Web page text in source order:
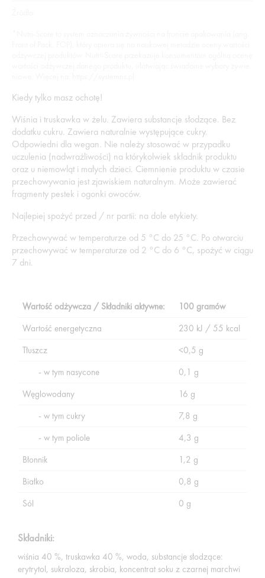
Kiedy tylko masz ochotę!
Wiśnia i truskawka w żelu. Zawiera substancje słodzące. Bez
dodatku cukru. Zawiera naturalnie występujące cukry.
Odpowiedni dla wegan. Nie należy stosować w przypadku
uczulenia (nadwrażliwości) na którykolwiek składnik produktu
oraz u niemowląt i małych dzieci. Ciemnienie produktu w czasie
przechowywania jest zjawiskiem naturalnym. Może zawierać
fragmenty pestek i ogonki owoców.
Najlepiej spożyć przed / nr partii: na dole etykiety.
Przechowywać w temperaturze od 5 °C do 25 °C. Po otwarciu
przechowywać w temperaturze od 2 °C do 6 °C, spożyć w ciągu
7 dni.
Wartość odżywcza / Składniki aktywne:
100 gramów
Wartość energetyczna
230 kJ / 55 kcal
Tłuszcz
<0,5 g
- w tym nasycone
0,1 g
Węglowodany
16 g
- w tym cukry
7,8 g
- w tym poliole
4,3 g
Błonnik
1,2 g
Białko
0,8 g
Sól
0 g
Składniki:
wiśnia 40 %, truskawka 40 %, woda, substancje słodzące:
erytrytol, sukraloza, skrobia, koncentrat soku z czarnej marchwi